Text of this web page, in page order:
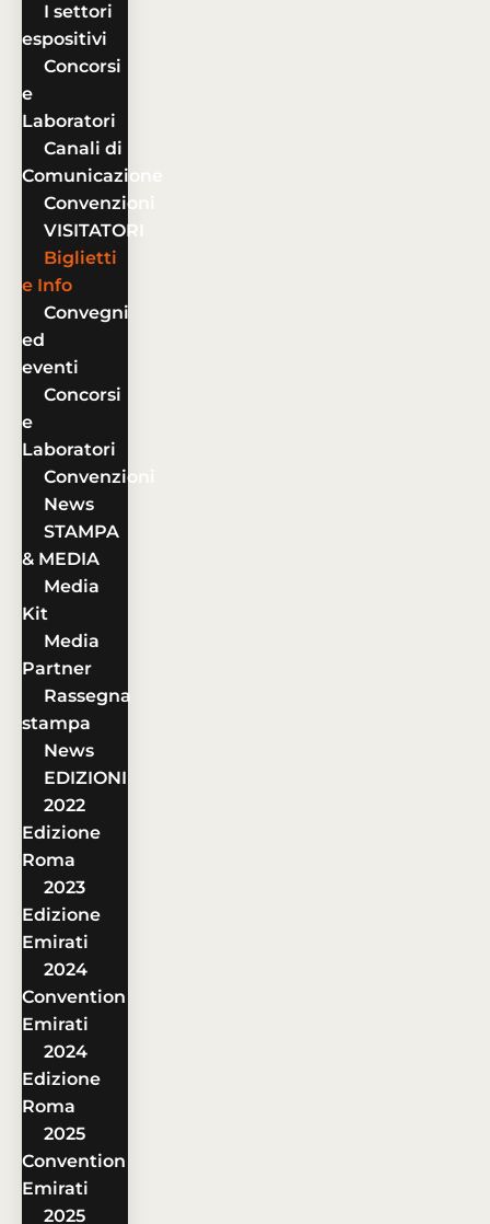
I settori
espositivi
Concorsi
e
Laboratori
Canali di
Comunicazione
Convenzioni
VISITATORI
Biglietti
e Info
Convegni
ed
eventi
Concorsi
e
Laboratori
Convenzioni
News
STAMPA
& MEDIA
Media
Kit
Media
Partner
Rassegna
stampa
News
EDIZIONI
2022
Edizione
Roma
2023
Edizione
Emirati
2024
Convention
Emirati
2024
Edizione
Roma
2025
Convention
Emirati
2025